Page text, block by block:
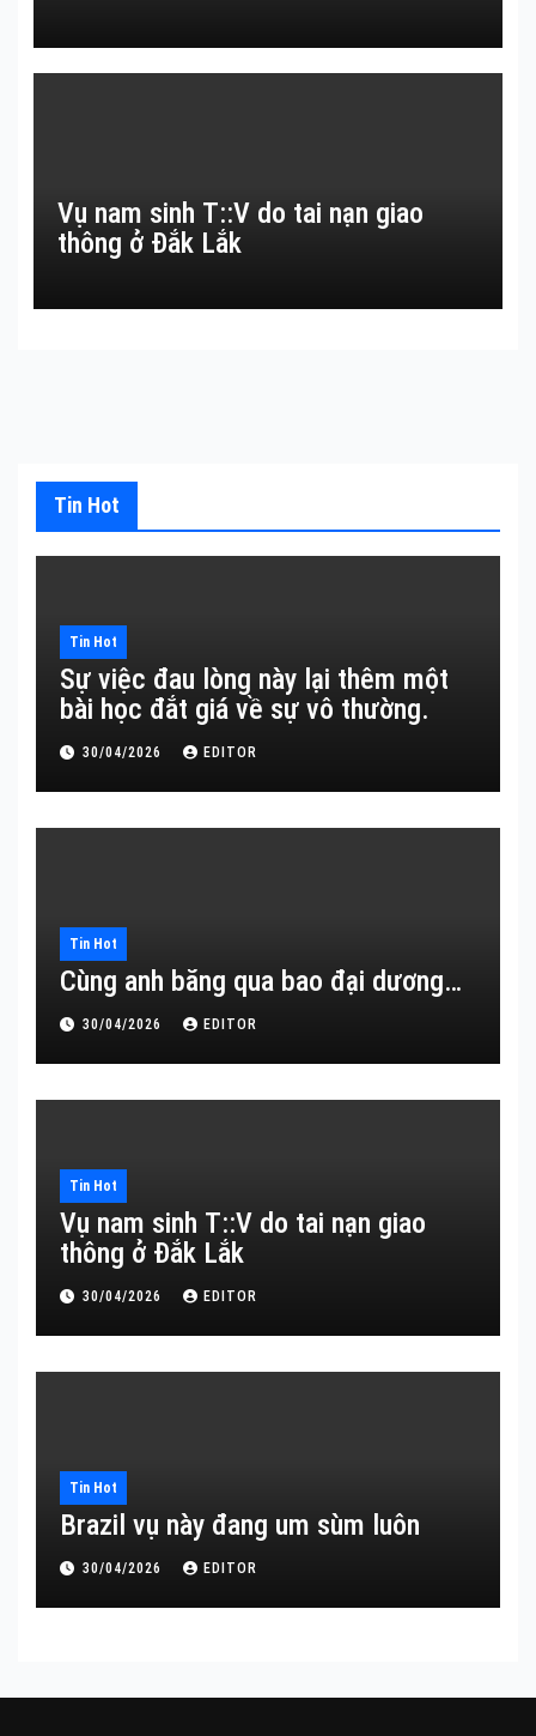
Vụ nam sinh T::V do tai nạn giao
thông ở Đắk Lắk
Tin Hot
Tin Hot
Sự việc đau lòng này lại thêm một
bài học đắt giá về sự vô thường.
30/04/2026 EDITOR
Tin Hot
Cùng anh băng qua bao đại dương…
30/04/2026 EDITOR
Tin Hot
Vụ nam sinh T::V do tai nạn giao
thông ở Đắk Lắk
30/04/2026 EDITOR
Tin Hot
Brazil vụ này đang um sùm luôn
30/04/2026 EDITOR